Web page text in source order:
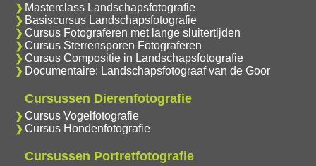
Masterclass Landschapsfotografie
Basiscursus Landschapsfotografie
Cursus Fotograferen met lange sluitertijden
Cursus Sterrensporen Fotograferen
Cursus Compositie in Landschapsfotografie
Documentaire: Landschapsfotograaf van de Goor
Cursussen Dierenfotografie
Cursus Vogelfotografie
Cursus Hondenfotografie
Cursussen Portretfotografie